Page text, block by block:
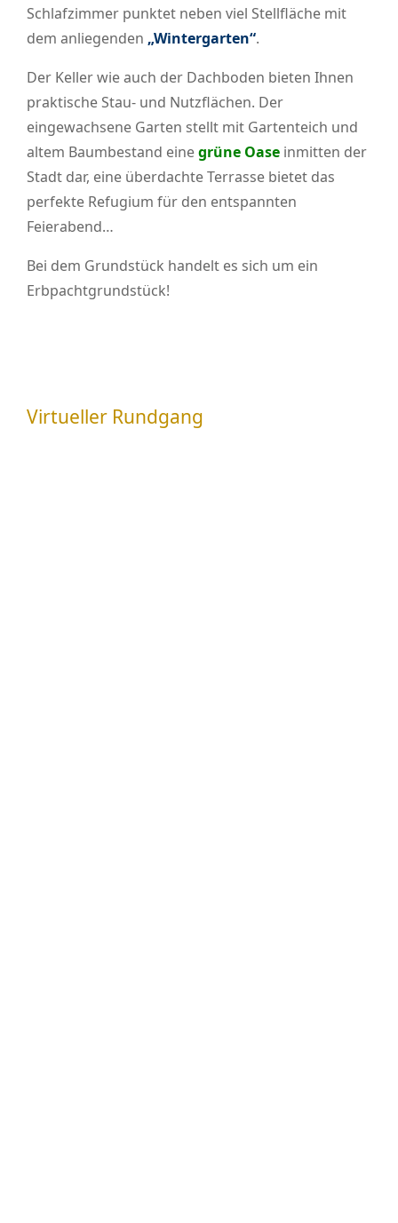
Schlafzimmer punktet neben viel Stellfläche mit
dem anliegenden „Wintergarten“.
Der Keller wie auch der Dachboden bieten Ihnen
praktische Stau- und Nutzflächen. Der
eingewachsene Garten stellt mit Gartenteich und
altem Baumbestand einegrüne Oaseinmitten der
Stadt dar, eine überdachte Terrasse bietet das
perfekte Refugium für den entspannten
Feierabend…
Bei dem Grundstück handelt es sich um ein
Erbpachtgrundstück!
Virtueller Rundgang